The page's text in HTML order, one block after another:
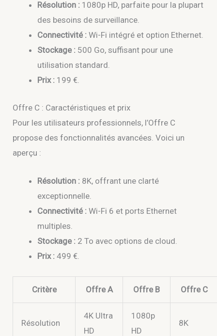
Résolution : 1080p HD, parfaite pour la plupart
des besoins de surveillance.
Connectivité : Wi-Fi intégré et option Ethernet.
Stockage : 500 Go, suffisant pour une
utilisation standard.
Prix : 199 €.
Offre C : Caractéristiques et prix
Pour les utilisateurs professionnels, l’Offre C
propose des fonctionnalités avancées. Voici un
aperçu :
Résolution : 8K, offrant une clarté
exceptionnelle.
Connectivité : Wi-Fi 6 et ports Ethernet
multiples.
Stockage : 2 To avec options de cloud.
Prix : 499 €.
Critère Offre A Offre B Offre C
Résolution
4K Ultra
HD
1080p
HD
8K